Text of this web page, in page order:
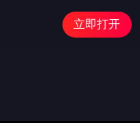
立即打开